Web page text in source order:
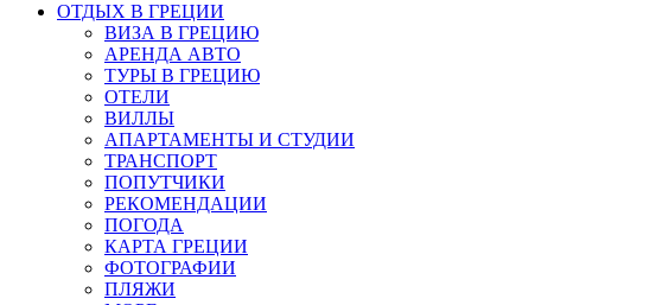
ОТДЫХ В ГРЕЦИИ
ВИЗА В ГРЕЦИЮ
АРЕНДА АВТО
ТУРЫ В ГРЕЦИЮ
ОТЕЛИ
ВИЛЛЫ
АПАРТАМЕНТЫ И СТУДИИ
ТРАНСПОРТ
ПОПУТЧИКИ
РЕКОМЕНДАЦИИ
ПОГОДА
КАРТА ГРЕЦИИ
ФОТОГРАФИИ
ПЛЯЖИ